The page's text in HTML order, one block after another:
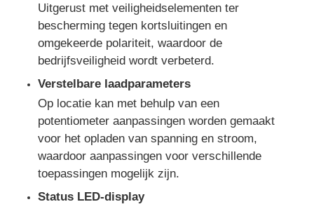
Neem contact met ons op
Gevallen
stille diesel generatorreeks
Dieselgeneratorset
benzinegeneratoren
Uitgerust met veiligheidselementen ter
bescherming tegen kortsluitingen en
omgekeerde polariteit, waardoor de
bedrijfsveiligheid wordt verbeterd.
Verstelbare laadparameters
Op locatie kan met behulp van een
potentiometer aanpassingen worden gemaakt
voor het opladen van spanning en stroom,
waardoor aanpassingen voor verschillende
toepassingen mogelijk zijn.
Status LED-display